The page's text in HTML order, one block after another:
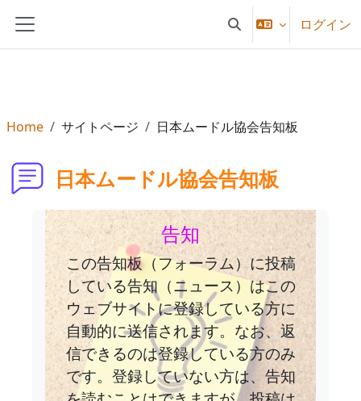
サイドパネル 検索入力に切り替える
ログイン
Home サイトページ 日本ムードル協会告知板
日本ムードル協会告知板
告知
この告知板（フォーラム）に投稿
している告知（ニュース）はこの
ウェブサイトに登録している方に
自動的に送信されます。なお、返
信できるのは登録している方のみ
です。登録していない方は、告知